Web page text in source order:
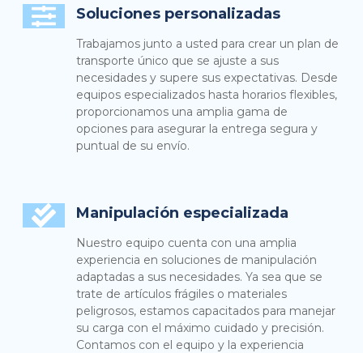
Soluciones personalizadas
Trabajamos junto a usted para crear un plan de
transporte único que se ajuste a sus
necesidades y supere sus expectativas. Desde
equipos especializados hasta horarios flexibles,
proporcionamos una amplia gama de
opciones para asegurar la entrega segura y
puntual de su envío.
Manipulación especializada
Nuestro equipo cuenta con una amplia
experiencia en soluciones de manipulación
adaptadas a sus necesidades. Ya sea que se
trate de artículos frágiles o materiales
peligrosos, estamos capacitados para manejar
su carga con el máximo cuidado y precisión.
Contamos con el equipo y la experiencia